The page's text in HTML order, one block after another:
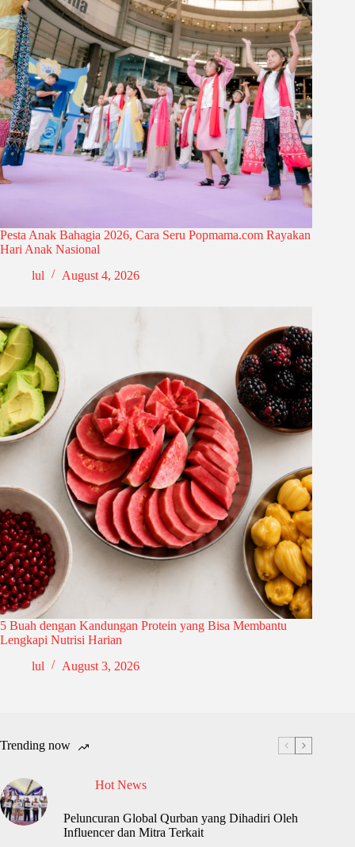
Pesta Anak Bahagia 2026, Cara Seru Popmama.com Rayakan
Hari Anak Nasional
lul
August 4, 2026
5 Buah dengan Kandungan Protein yang Bisa Membantu
Lengkapi Nutrisi Harian
lul
August 3, 2026
Trending now
Hot News
Peluncuran Global Qurban yang Dihadiri Oleh
Influencer dan Mitra Terkait